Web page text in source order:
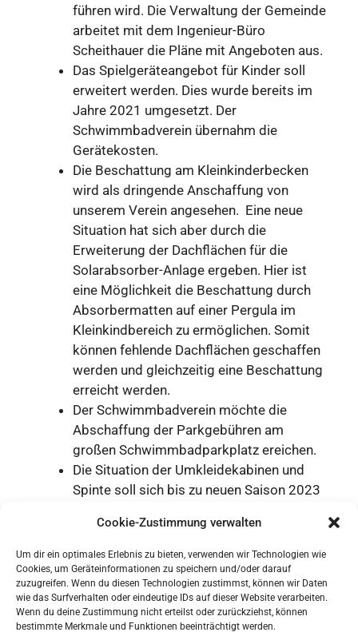
Cookie-Zustimmung verwalten
Um dir ein optimales Erlebnis zu bieten, verwenden wir Technologien wie
Cookies, um Geräteinformationen zu speichern und/oder darauf
zuzugreifen. Wenn du diesen Technologien zustimmst, können wir Daten
wie das Surfverhalten oder eindeutige IDs auf dieser Website verarbeiten.
Wenn du deine Zustimmung nicht erteilst oder zurückziehst, können
bestimmte Merkmale und Funktionen beeinträchtigt werden.
führen wird. Die Verwaltung der Gemeinde
arbeitet mit dem Ingenieur-Büro
Scheithauer die Pläne mit Angeboten aus.
Das Spielgeräteangebot für Kinder soll
erweitert werden. Dies wurde bereits im
Jahre 2021 umgesetzt. Der
Schwimmbadverein übernahm die
Gerätekosten.
Die Beschattung am Kleinkinderbecken
wird als dringende Anschaffung von
unserem Verein angesehen. Eine neue
Situation hat sich aber durch die
Erweiterung der Dachflächen für die
Solarabsorber-Anlage ergeben. Hier ist
eine Möglichkeit die Beschattung durch
Absorbermatten auf einer Pergula im
Kleinkindbereich zu ermöglichen. Somit
können fehlende Dachflächen geschaffen
werden und gleichzeitig eine Beschattung
erreicht werden.
Der Schwimmbadverein möchte die
Abschaffung der Parkgebühren am
großen Schwimmbadparkplatz ereichen.
Die Situation der Umkleidekabinen und
Spinte soll sich bis zu neuen Saison 2023
Schwimmbadverein befindet sich bereits
in der Umsetzung dieses Projektes.
Der Schwimmbadverein setzt sich mit
aller Kraft dafür ein, dass endlich
Dauerkarten vor der Saison per EC und
nicht nur bar gezahlt werden können.